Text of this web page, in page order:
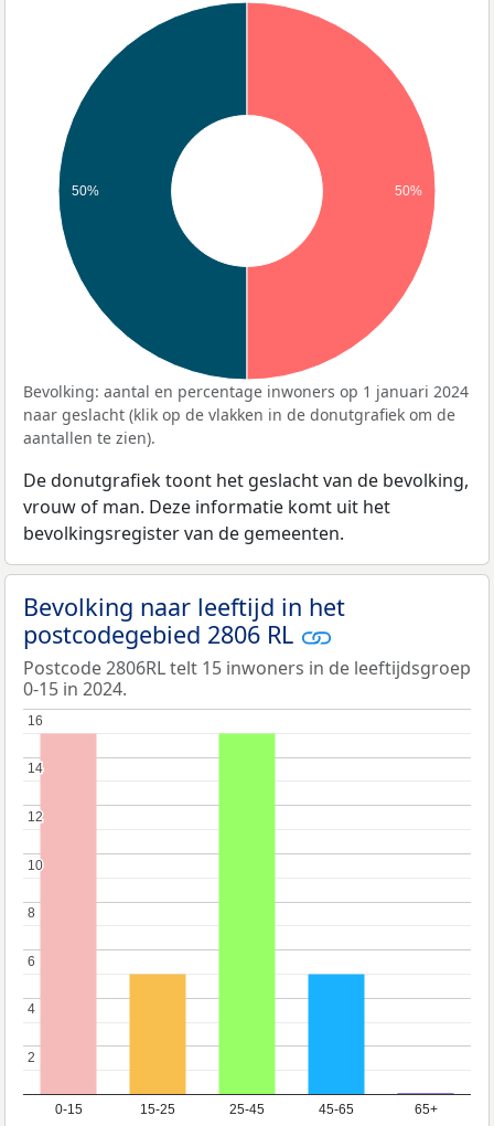
50% 50%
Bevolking: aantal en percentage inwoners op 1 januari 2024
naar geslacht (klik op de vlakken in de donutgrafiek om de
aantallen te zien).
De donutgrafiek toont het geslacht van de bevolking,
vrouw of man. Deze informatie komt uit het
bevolkingsregister van de gemeenten.
Bevolking naar leeftijd in het
postcodegebied 2806 RL
Postcode 2806RL telt 15 inwoners in de leeftijdsgroep
0-15 in 2024.
0-15 15-25 25-45 45-65 65+
2
2
4
4
6
6
8
8
10
10
12
12
14
14
16
16